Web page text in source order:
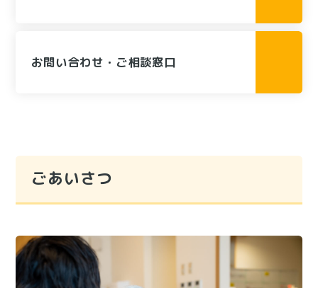
お問い合わせ・ご相談窓口
ごあいさつ